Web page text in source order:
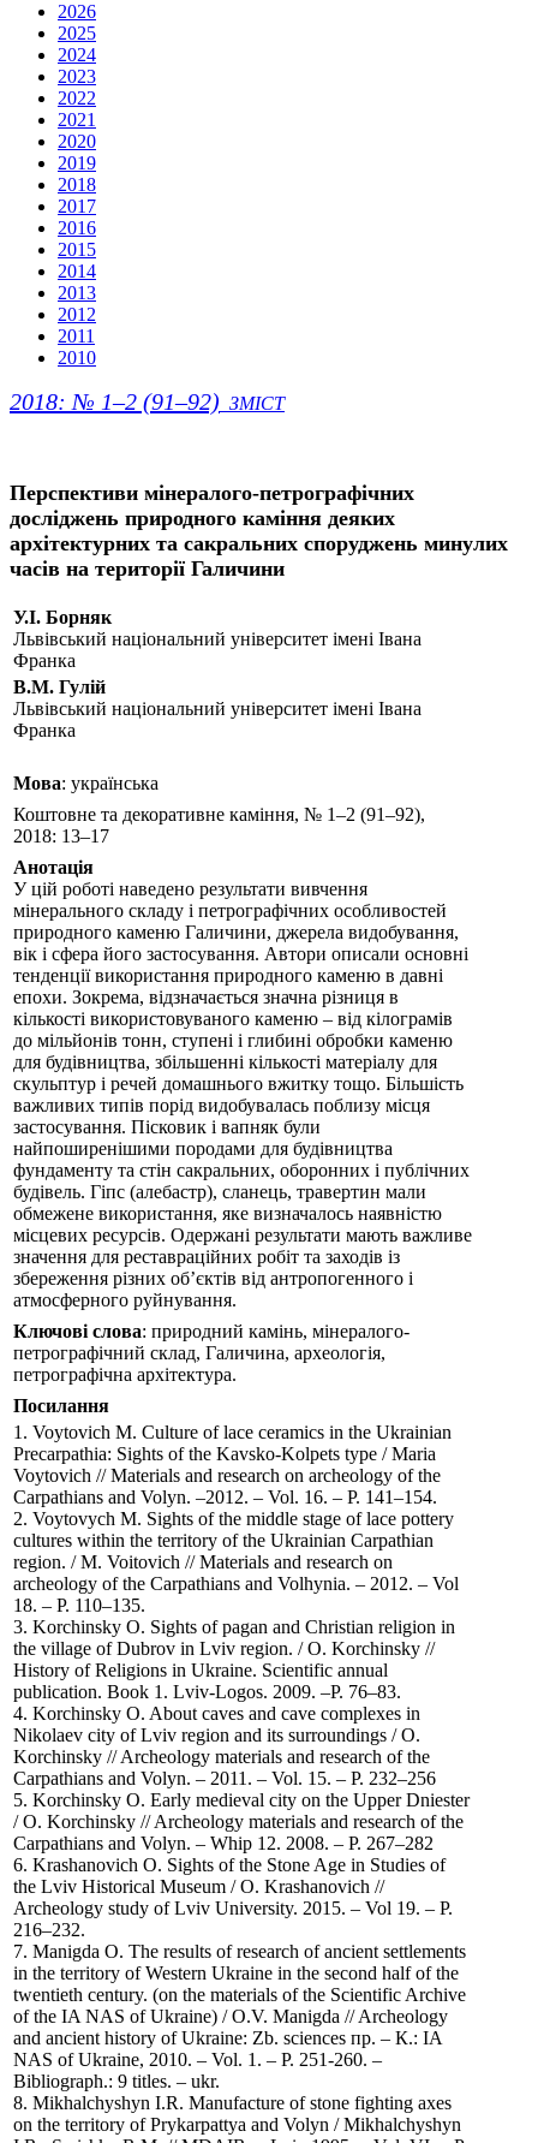
2026
2025
2024
2023
2022
2021
2020
2019
2018
2017
2016
2015
2014
2013
2012
2011
2010
2018: № 1–2 (91–92) ЗМІСТ
Перспективи мінералого-петрографічних
досліджень природного каміння деяких
архітектурних та сакральних споруджень минулих
часів на території Галичини
У.І. Борняк
Львівський національний університет іменi Івана
Франка
В.М. Гулій
Львівський національний університет іменi Івана
Франка
Мова: українська
Коштовне та декоративне каміння, № 1–2 (91–92),
2018: 13–17
Анотація
У цій роботі наведено результати вивчення
мінерального складу і петрографічних особливостей
природного каменю Галичини, джерела видобування,
вік і сфера його застосування. Автори описали основні
тенденції використання природного каменю в давні
епохи. Зокрема, відзначається значна різниця в
кількості використовуваного каменю – від кілограмів
до мільйонів тонн, ступені і глибині обробки каменю
для будівництва, збільшенні кількості матеріалу для
скульптур і речей домашнього вжитку тощо. Більшість
важливих типів порід видобувалась поблизу місця
застосування. Пісковик і вапняк були
найпоширенішими породами для будівництва
фундаменту та стін сакральних, оборонних і публічних
будівель. Гіпс (алебастр), сланець, травертин мали
обмежене використання, яке визначалось наявністю
місцевих ресурсів. Одержані результати мають важливе
значення для реставраційних робіт та заходів із
збереження різних об’єктів від антропогенного і
атмосферного руйнування.
Ключові слова: природний камінь, мінералого-
петрографічний склад, Галичина, археологія,
петрографічна архітектура.
Посилання
1. Voytovich M. Culture of lace ceramics in the Ukrainian
Precarpathia: Sights of the Kavsko-Kolpets type / Maria
Voytovich // Materials and research on archeology of the
Carpathians and Volyn. –2012. – Vol. 16. – P. 141–154.
2. Voytovych M. Sights of the middle stage of lace pottery
cultures within the territory of the Ukrainian Carpathian
region. / M. Voitovich // Materials and research on
archeology of the Carpathians and Volhynia. – 2012. – Vol
18. – P. 110–135.
3. Korchinsky O. Sights of pagan and Christian religion in
the village of Dubrov in Lviv region. / O. Korchinsky //
History of Religions in Ukraine. Scientific annual
publication. Book 1. Lviv-Logos. 2009. –P. 76–83.
4. Korchinsky O. About caves and cave complexes in
Nikolaev city of Lviv region and its surroundings / O.
Korchinsky // Archeology materials and research of the
Carpathians and Volyn. – 2011. – Vol. 15. – P. 232–256
5. Korchinsky O. Early medieval city on the Upper Dniester
/ O. Korchinsky // Archeology materials and research of the
Carpathians and Volyn. – Whip 12. 2008. – P. 267–282
6. Krashanovich O. Sights of the Stone Age in Studies of
the Lviv Historical Museum / O. Krashanovich //
Archeology study of Lviv University. 2015. – Vol 19. – P.
216–232.
7. Manigda O. The results of research of ancient settlements
in the territory of Western Ukraine in the second half of the
twentieth century. (on the materials of the Scientific Archive
of the IA NAS of Ukraine) / O.V. Manigda // Archeology
and ancient history of Ukraine: Zb. sciences пр. – К.: IA
NAS of Ukraine, 2010. – Vol. 1. – P. 251-260. –
Bibliograph.: 9 titles. – ukr.
8. Mikhalchyshyn I.R. Manufacture of stone fighting axes
on the territory of Prykarpattya and Volyn / Mikhalchyshyn